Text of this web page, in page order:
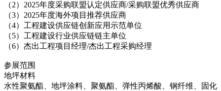
（2）2025年度采购联盟认定供应商/采购联盟优秀供应商
（3）2025年度海外项目推荐供应商
（4）工程建设供应链创新应用示范单位
（5）工程建设行业供应链链主单位
（6）杰出工程项目经理/杰出工程采购经理
参展范围
地坪材料
水性聚氨酯、地坪涂料、聚氨酯、弹性丙烯酸、钢纤维、固化